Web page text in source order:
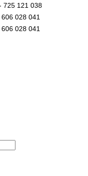
725 121 038
028 041
028 041